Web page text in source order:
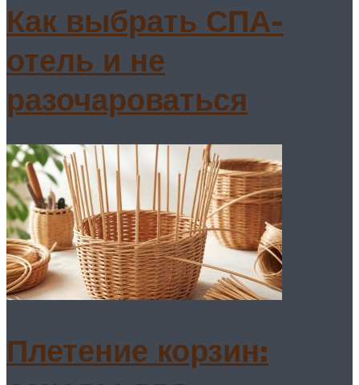
Как выбрать СПА-
отель и не
разочароваться
Плетение корзин: